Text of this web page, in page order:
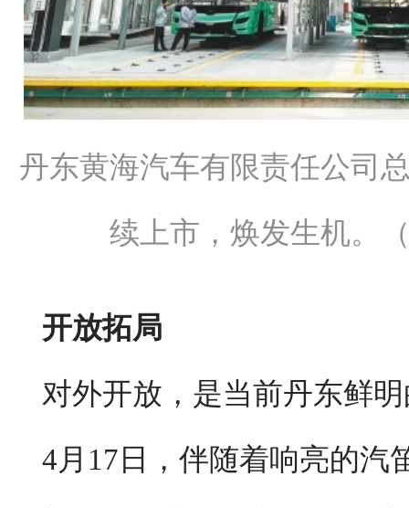
丹东黄海汽车有限责任公司
续上市，焕发生机。
开放拓局
对外开放，是当前丹东鲜
4月17日，伴随着响亮的汽